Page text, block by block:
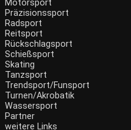
Motorsport
Präzisionssport
Radsport
Reitsport
Rückschlagsport
Schießsport
Skating
Tanzsport
Trendsport/Funsport
Turnen/Akrobatik
Wassersport
Partner
weitere Links